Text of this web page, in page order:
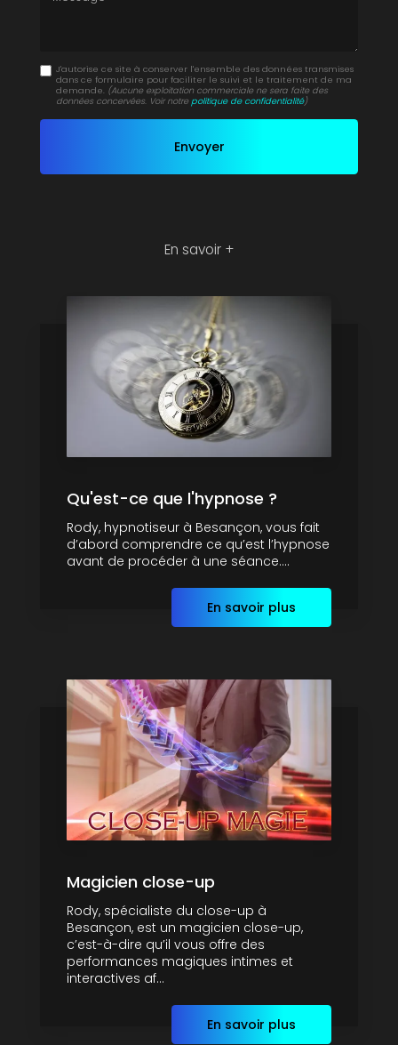
J'autorise ce site à conserver l'ensemble des données transmises
dans ce formulaire pour faciliter le suivi et le traitement de ma
demande. (Aucune exploitation commerciale ne sera faite des
données concervées. Voir notrepolitique de confidentialité)
En savoir +
Qu'est-ce que l'hypnose ?
Rody, hypnotiseur à Besançon, vous fait
d’abord comprendre ce qu’est l’hypnose
avant de procéder à une séance....
En savoir plus
Magicien close-up
Rody, spécialiste du close-up à
Besançon, est un magicien close-up,
c’est-à-dire qu’il vous offre des
performances magiques intimes et
interactives af...
En savoir plus